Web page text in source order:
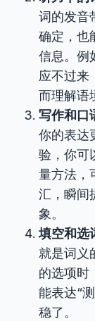
词的发音
确定，也
信息。例
应不过来
而理解语
写作和口
你的表达
验，你可
量方法，
汇，瞬间
象。
填空和选
就是词义
的选项时
能表达“
稳了。